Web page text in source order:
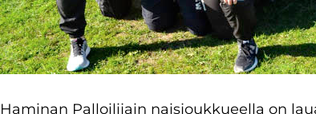
Haminan Palloilijain naisjoukkueella on